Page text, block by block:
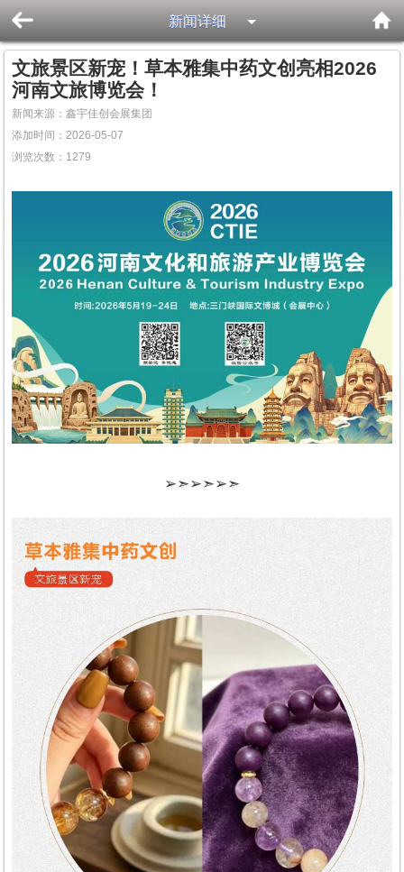
新闻详细
文旅景区新宠！草本雅集中药文创亮相2026
河南文旅博览会！
新闻来源：鑫宇佳创会展集团
添加时间：2026-05-07
浏览次数： 1279
➢➣➢➣➢➣